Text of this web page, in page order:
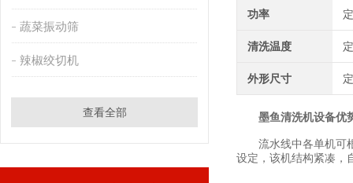
蔬菜振动筛
辣椒绞切机
查看全部
功率
清洗温度
外形尺寸
墨鱼清洗机设备优
流水线中各单机可根
设定，该机结构紧凑，